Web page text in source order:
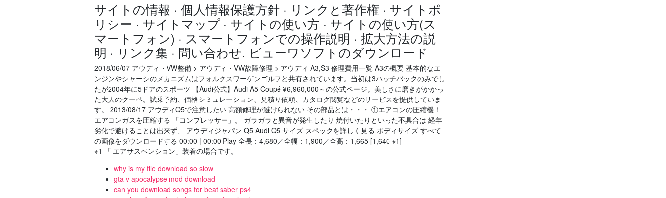
サイトの情報 · 個人情報保護方針 · リンクと著作権 · サイトポ
リシー · サイトマップ · サイトの使い方 · サイトの使い方(ス
マートフォン) · スマートフォンでの操作説明 · 拡大方法の説
明 · リンク集 · 問い合わせ. ビューワソフトのダウンロード
2018/06/07 アウディ・VW整備 > アウディ・VW故障修理 > アウディ A3,S3 修理費用一覧 A3の概要 基本的なエ
ンジンやシャーシのメカニズムはフォルクスワーゲンゴルフと共有されています。当初は3ハッチバックのみでし
たが2004年に5ドアのスポーツ 【Audi公式】Audi A5 Coupé ¥6,960,000～の公式ページ。美しさに磨きがかかっ
た大人のクーペ。試乗予約、価格シミュレーション、見積り依頼、カタログ閲覧などのサービスを提供していま
す。 2013/08/17 アウディQ5で注意したい 高額修理が避けられない その部品とは・・・ ①エアコンの圧縮機！
エアコンガスを圧縮する 「コンプレッサー」。 ガラガラと異音が発生したり 焼付いたりといった不具合は 経年
劣化で避けることは出来ず、 アウディジャパン Q5 Audi Q5 サイズ スペックを詳しく見る ボディサイズ すべて
の画像をダウンロードする 00:00 | 00:00 Play 全長：4,680／全幅：1,900／全高：1,665 [1,640 ※1]
※1 「 エアサスペンション」装着の場合です。
why is my file download so slow
gta v apocalypse mod download
can you download songs for beat saber ps4